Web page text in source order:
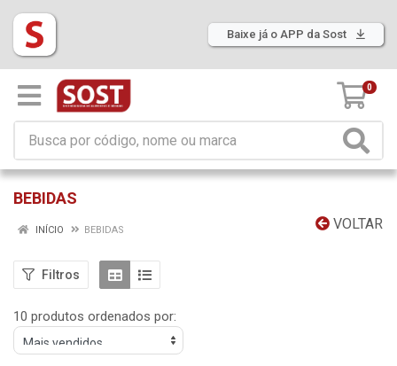
Baixe já o APP da Sost
0
BEBIDAS
VOLTAR
INÍCIO BEBIDAS
Filtros
10 produtos ordenados por: